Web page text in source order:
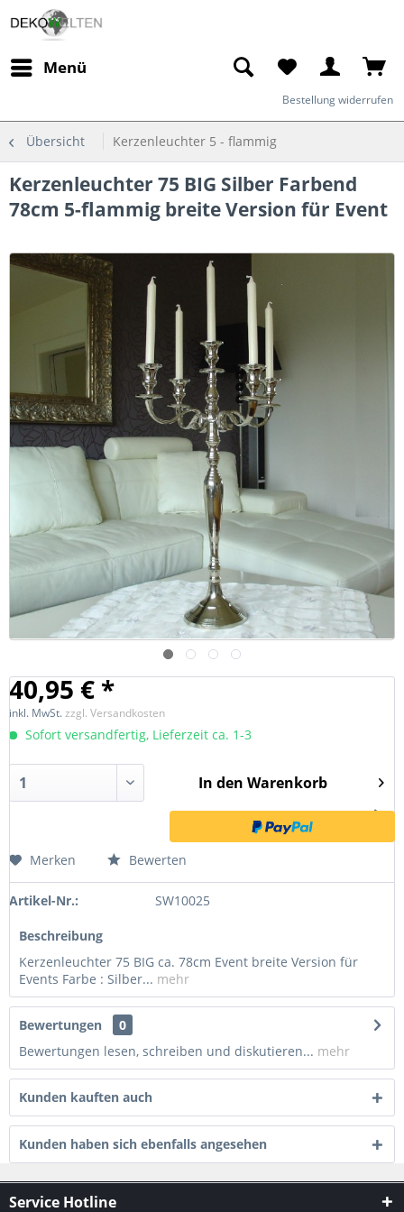
Menü
Bestellung widerrufen
Übersicht Kerzenleuchter 5 - flammig
Kerzenleuchter 75 BIG Silber Farbend
78cm 5-flammig breite Version für Event
40,95 € *
inkl. MwSt.zzgl. Versandkosten
Sofort versandfertig, Lieferzeit ca. 1-3
In den Warenkorb
Merken Bewerten
Artikel-Nr.: SW10025
Beschreibung
Kerzenleuchter 75 BIG ca. 78cm Event breite Version für
Events Farbe : Silber... mehr
Bewertungen
0
Bewertungen lesen, schreiben und diskutieren... mehr
Kunden kauften auch
Kunden haben sich ebenfalls angesehen
Service Hotline